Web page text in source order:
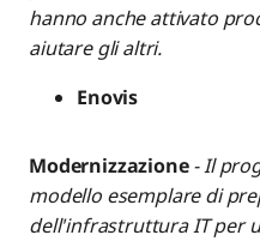
hanno anche attivato
aiutare gli altri.
Enovis
Modernizzazione- Il
modello esemplare di
dell'infrastruttura IT per